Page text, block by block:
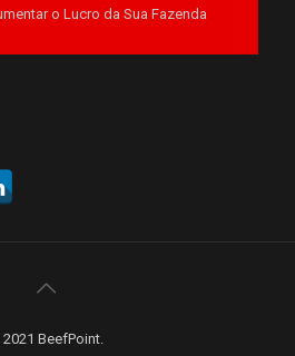
o Lucro da Sua Fazenda
BeefPoint.